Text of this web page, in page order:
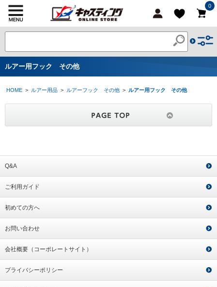
0
ルアー用フック その他
HOME > ルアー用品 > ルアーフック その他 > ルアー用フック その他
Q&A
ご利用ガイド
初めての方へ
お問い合わせ
会社概要（コーポレートサイト）
プライバシーポリシー